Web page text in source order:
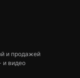
и продажей
и видео